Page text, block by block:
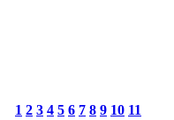
1 2 3 4 5 6 7 8 9 10 11